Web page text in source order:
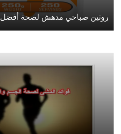
روتين صباحي مدهش لصحة أفضل